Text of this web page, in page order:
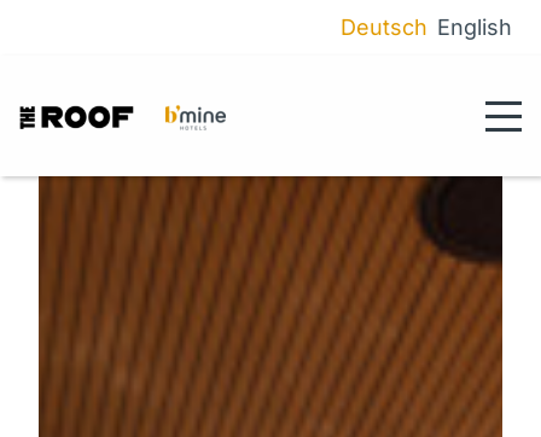
Deutsch English